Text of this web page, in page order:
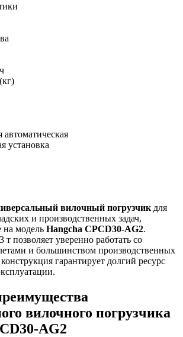
автоматическая
установка
вилочный погрузчик для
и производственных задач,
на модель Hangcha CPCD30-AG2.
т позволяет уверенно работать со
и большинством производственных
гарантирует долгий ресурс
вилочного погрузчика
AG2